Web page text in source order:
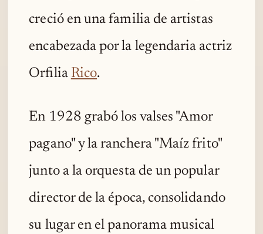
creció en una familia de artistas
encabezada por la legendaria actriz
Orfilia Rico.
En 1928 grabó los valses "Amor
pagano" y la ranchera "Maíz frito"
junto a la orquesta de un popular
director de la época, consolidando
su lugar en el panorama musical